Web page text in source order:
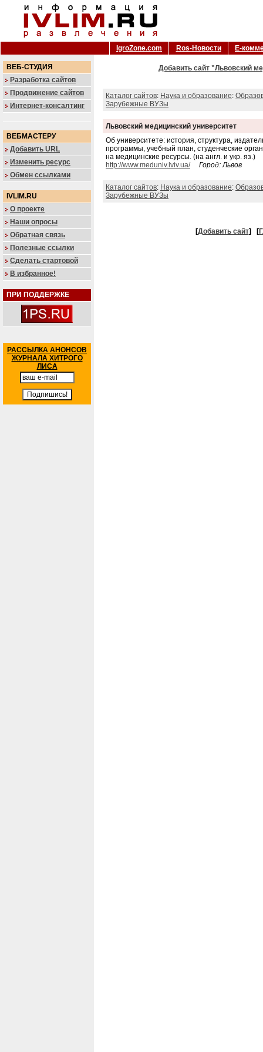
IgroZone.com Ros-Новости Е-
ВЕБ-СТУДИЯ
Разработка сайтов
Продвижение сайтов
Интернет-консалтинг
ВЕБМАСТЕРУ
Добавить URL
Изменить ресурс
Обмен ссылками
IVLIM.RU
О проекте
Наши опросы
Обратная связь
Полезные ссылки
Сделать стартовой
В избранное!
ПРИ ПОДДЕРЖКЕ
РАССЫЛКА АНОНСОВ
ЖУРНАЛА ХИТРОГО
ЛИСА
Добавить сайт "Львовский
Каталог сайтов: Наука и образование:
Зарубежные ВУЗы
Львовский медицинский университет
Об университете: история, структура,
программы, учебный план, студенческие
на медицинские ресурсы. (на англ. и укр. яз.)
http://www.meduniv.lviv.ua/
Город: Львов
Каталог сайтов: Наука и образование:
Зарубежные ВУЗы
[Добавить сайт] [